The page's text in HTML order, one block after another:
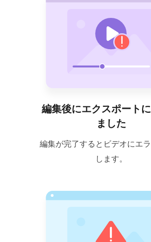
編集後にエクスポート
ました
編集が完了するとビデオにエ
します。